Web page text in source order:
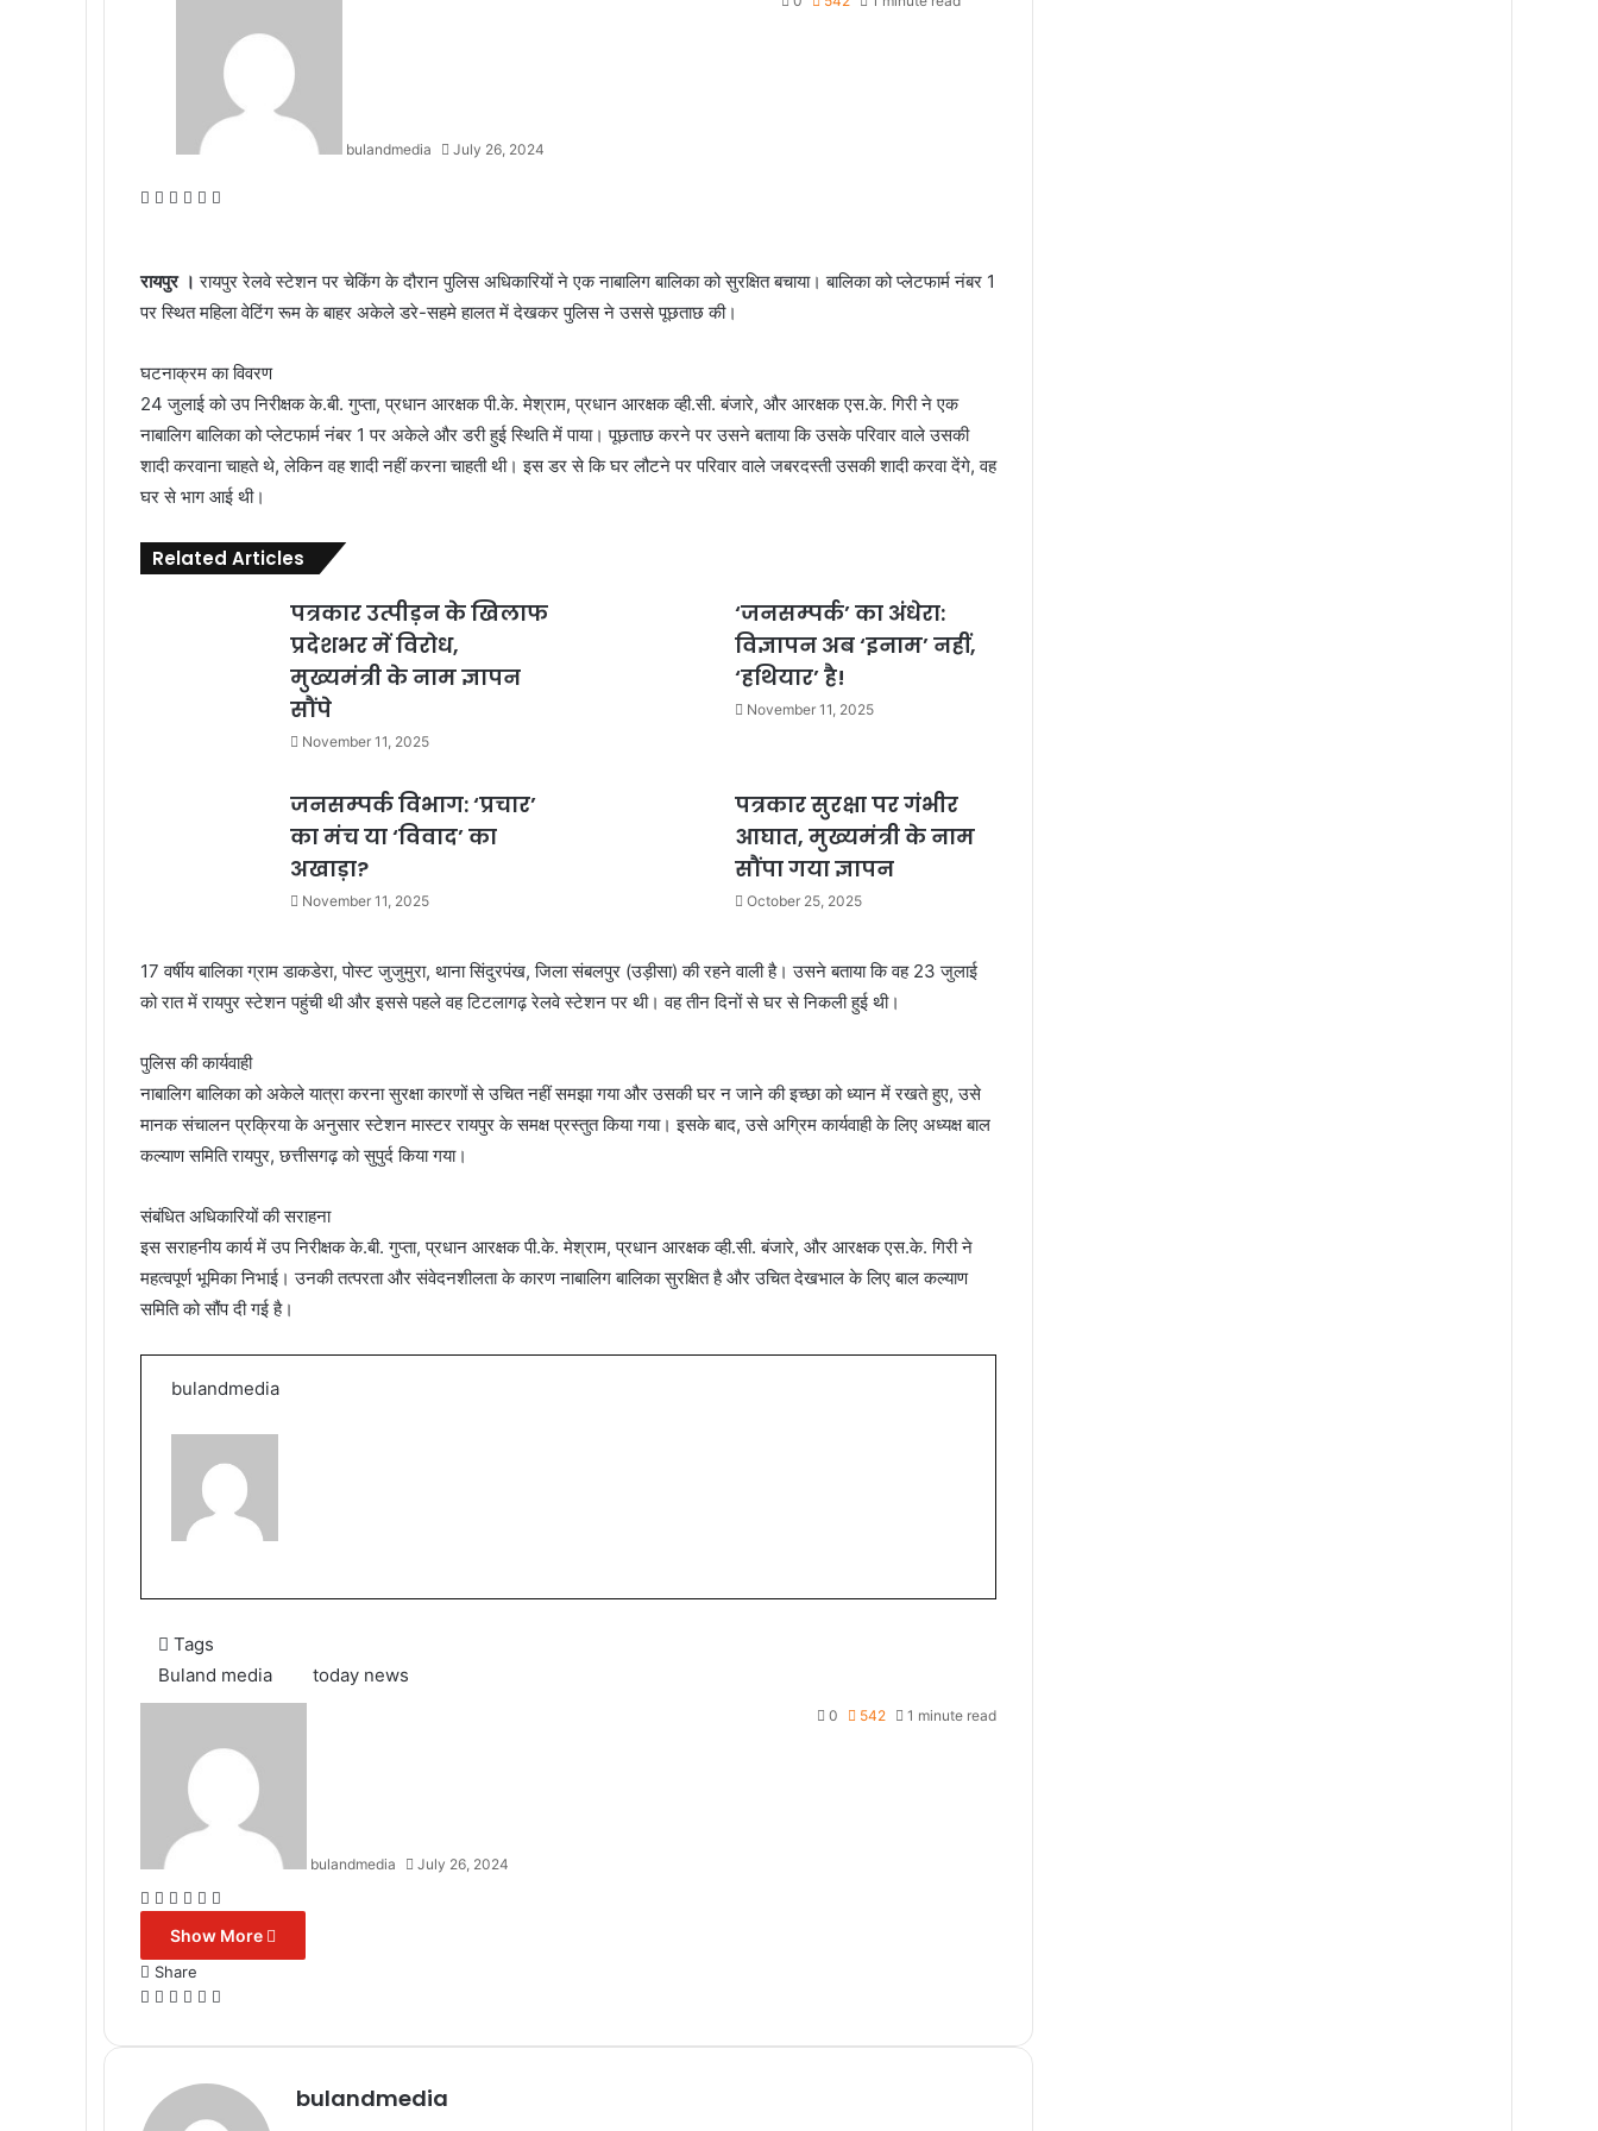
bulandmedia July 26, 2024
Facebook
X Messenger
Messenger
WhatsApp
रायपुर । रायपुर रेलवे स्टेशन पर चेकिंग के दौरान पुलिस अधिकारियों ने एक नाबालिग बालिका को सुरक्षित बचाया। बालिका को प्लेटफार्म नंबर 1
पर स्थित महिला वेटिंग रूम के बाहर अकेले डरे-सहमे हालत में देखकर पुलिस ने उससे पूछताछ की।
घटनाक्रम का विवरण
24 जुलाई को उप निरीक्षक के.बी. गुप्ता, प्रधान आरक्षक पी.के. मेश्राम, प्रधान आरक्षक व्ही.सी. बंजारे, और आरक्षक एस.के. गिरी ने एक
नाबालिग बालिका को प्लेटफार्म नंबर 1 पर अकेले और डरी हुई स्थिति में पाया। पूछताछ करने पर उसने बताया कि उसके परिवार वाले उसकी
शादी करवाना चाहते थे, लेकिन वह शादी नहीं करना चाहती थी। इस डर से कि घर लौटने पर परिवार वाले जबरदस्ती उसकी शादी करवा देंगे, वह
घर से भाग आई थी।
Related Articles
पत्रकार उत्पीड़न के खिलाफ
प्रदेशभर में विरोध,
मुख्यमंत्री के नाम ज्ञापन
सौंपे
November 11, 2025
‘जनसम्पर्क’ का अंधेरा:
विज्ञापन अब ‘इनाम’ नहीं,
‘हथियार’ है!
November 11, 2025
जनसम्पर्क विभाग: ‘प्रचार’
का मंच या ‘विवाद’ का
अखाड़ा?
November 11, 2025
पत्रकार सुरक्षा पर गंभीर
आघात, मुख्यमंत्री के नाम
सौंपा गया ज्ञापन
October 25, 2025
17 वर्षीय बालिका ग्राम डाकडेरा, पोस्ट जुजुमुरा, थाना सिंदुरपंख, जिला संबलपुर (उड़ीसा) की रहने वाली है। उसने बताया कि वह 23 जुलाई
को रात में रायपुर स्टेशन पहुंची थी और इससे पहले वह टिटलागढ़ रेलवे स्टेशन पर थी। वह तीन दिनों से घर से निकली हुई थी।
पुलिस की कार्यवाही
नाबालिग बालिका को अकेले यात्रा करना सुरक्षा कारणों से उचित नहीं समझा गया और उसकी घर न जाने की इच्छा को ध्यान में रखते हुए, उसे
मानक संचालन प्रक्रिया के अनुसार स्टेशन मास्टर रायपुर के समक्ष प्रस्तुत किया गया। इसके बाद, उसे अग्रिम कार्यवाही के लिए अध्यक्ष बाल
कल्याण समिति रायपुर, छत्तीसगढ़ को सुपुर्द किया गया।
संबंधित अधिकारियों की सराहना
इस सराहनीय कार्य में उप निरीक्षक के.बी. गुप्ता, प्रधान आरक्षक पी.के. मेश्राम, प्रधान आरक्षक व्ही.सी. बंजारे, और आरक्षक एस.के. गिरी ने
महत्वपूर्ण भूमिका निभाई। उनकी तत्परता और संवेदनशीलता के कारण नाबालिग बालिका सुरक्षित है और उचित देखभाल के लिए बाल कल्याण
समिति को सौंप दी गई है।
bulandmedia
Tags
Buland media
today news
bulandmedia July 26, 2024
0 542 1 minute read
Facebook
X Messenger
Messenger
WhatsApp
Show More
Share
Facebook
X Messenger
Messenger
WhatsApp
bulandmedia